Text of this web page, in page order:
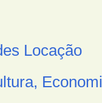
Locação